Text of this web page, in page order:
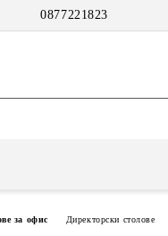
0877221823
за офис Директорски столове